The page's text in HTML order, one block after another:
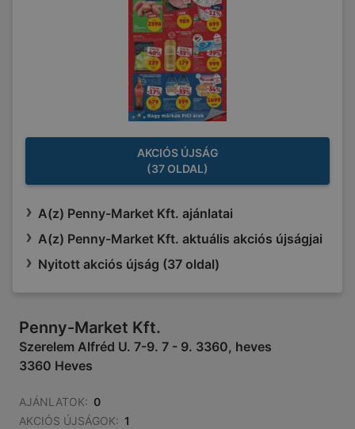
AKCIÓS ÚJSÁG
(37 OLDAL)
A(z) Penny-Market Kft. ajánlatai
A(z) Penny-Market Kft. aktuális akciós újságjai
Nyitott akciós újság (37 oldal)
Penny-Market Kft.
Szerelem Alfréd U. 7-9. 7 - 9. 3360, heves
3360 Heves
AJÁNLATOK: 0
AKCIÓS ÚJSÁGOK: 1